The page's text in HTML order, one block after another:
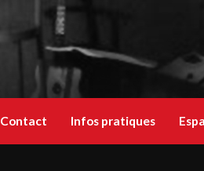
Contact Infos pratiques